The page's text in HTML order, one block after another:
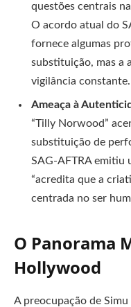
questões centrais
O acordo atual do
fornece algumas
substituição, mas a
vigilância constante.
Ameaça à
“Tilly Norwood”
substituição de
SAG-AFTRA emitiu
“acredita que a
centrada no ser
O Panorama
Hollywood
A preocupação de